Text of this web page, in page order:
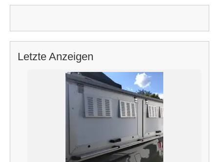
Letzte Anzeigen